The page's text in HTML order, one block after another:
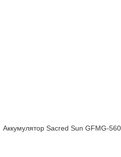
Аккумулятор Sacred Sun GFMG-560